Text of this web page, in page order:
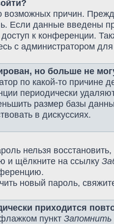
возможных причин.
Если данные введены
к конференции.
с администратором
но больше не
по какой-то причине
периодически
размер базы
в дискуссиях.
нельзя
и щёлкните на ссылку
новый пароль,
приходится
пункт Запомнить